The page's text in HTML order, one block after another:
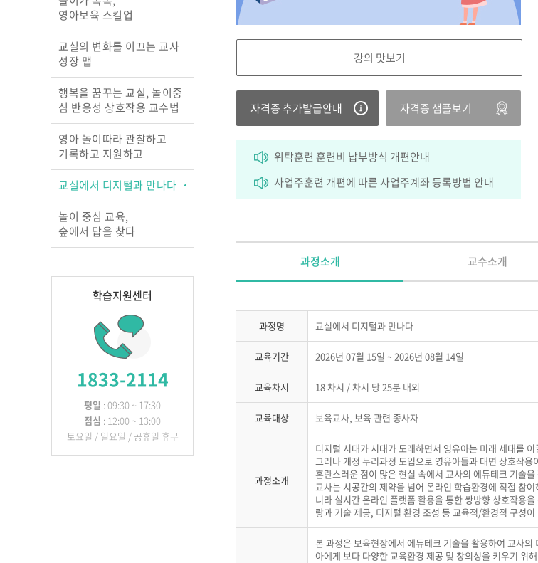
영아보육 스킬업
교실의 변화를 이끄는 교사
성장 맵
행복을 꿈꾸는 교실, 놀이중
심 반응성 상호작용 교수법
영아 놀이따라 관찰하고
기록하고 지원하고
교실에서 디지털과 만나다
놀이 중심 교육,
숲에서 답을 찾다
학습지원센터
1833-2114
평일 : 09:30 ~ 17:30
점심 : 12:00 ~ 13:00
토요일 / 일요일 / 공휴일 휴무
강의 맛보기
자격증 추가발급안내 자격증 샘플보기
위탁훈련 훈련비 납부방식 개편안내
사업주훈련 개편에 따른 사업주계좌 등록방법 안내
과정소개 교수소개
과정명 교실에서 디지털과 만나다
교육기간 2026년 07월 15일 ~ 2026년 08월 14일
교육차시 18 차시 / 차시 당 25분 내외
교육대상 보육교사, 보육 관련 종사자
과정소개
디지털 시대가 시대가 도래하면서 영유아는 미래 세대를
그러나 개정 누리과정 도입으로 영유아들과 대면 상호작
혼란스러운 점이 많은 현실 속에서 교사의 에듀테크 기술
교사는 시공간의 제약을 넘어 온라인 학습환경에 직접 참
니라 실시간 온라인 플랫폼 활용을 통한 쌍방향 상호작용
량과 기술 제공, 디지털 환경 조성 등 교육적/환경적 구성
본 과정은 보육현장에서 에듀테크 기술을 활용하여 교사
아에게 보다 다양한 교육환경 제공 및 창의성을 키우기 위